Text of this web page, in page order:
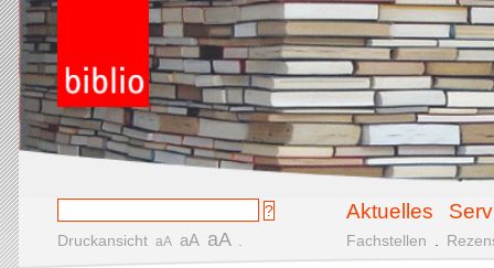
Aktuelles
Druckansicht aA aA aA Fachstellen